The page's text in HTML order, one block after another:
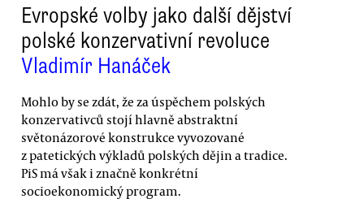
Evropské volby jako další dějství
polské konzervativní revoluce
Vladimír Hanáček
Mohlo by se zdát, že za úspěchem polských
konzervativců stojí hlavně abstraktní
světonázorové konstrukce vyvozované
z patetických výkladů polských dějin a tradice.
PiS má však i značně konkrétní
socioekonomický program.